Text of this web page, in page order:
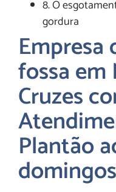
8. O
gordura
Empresa
fossa em
Cruzes
Plantão